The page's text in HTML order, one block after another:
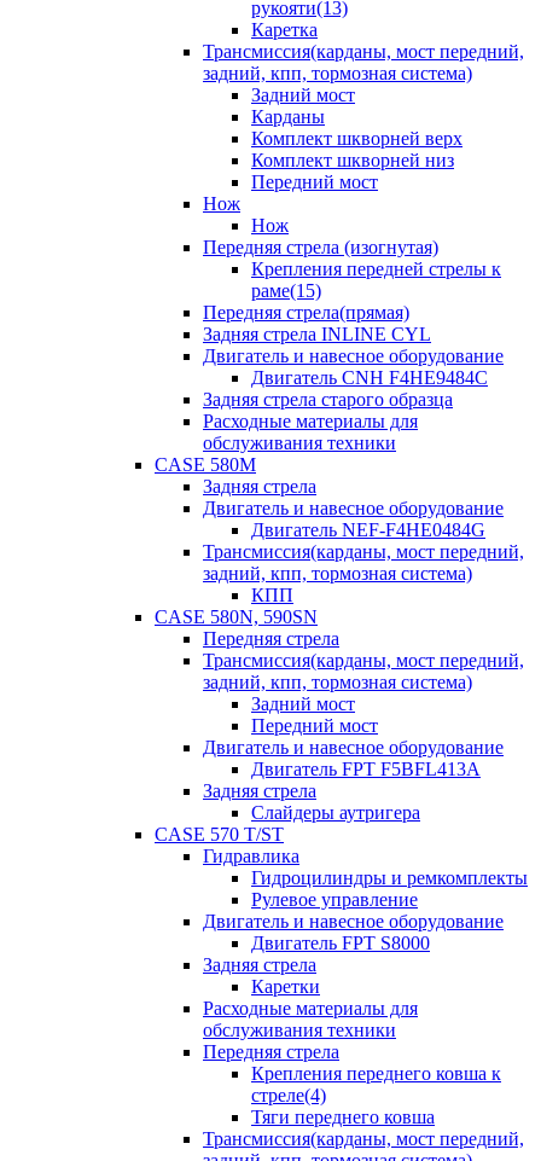
рукояти(13)
Каретка
Трансмиссия(карданы, мост передний,
задний, кпп, тормозная система)
Задний мост
Карданы
Комплект шкворней верх
Комплект шкворней низ
Передний мост
Нож
Нож
Передняя стрела (изогнутая)
Крепления передней стрелы к
раме(15)
Передняя стрела(прямая)
Задняя стрела INLINE CYL
Двигатель и навесное оборудование
Двигатель CNH F4HE9484C
Задняя стрела старого образца
Расходные материалы для
обслуживания техники
CASE 580M
Задняя стрела
Двигатель и навесное оборудование
Двигатель NEF-F4HE0484G
Трансмиссия(карданы, мост передний,
задний, кпп, тормозная система)
КПП
CASE 580N, 590SN
Передняя стрела
Трансмиссия(карданы, мост передний,
задний, кпп, тормозная система)
Задний мост
Передний мост
Двигатель и навесное оборудование
Двигатель FPT F5BFL413A
Задняя стрела
Слайдеры аутригера
CASE 570 T/ST
Гидравлика
Гидроцилиндры и ремкомплекты
Рулевое управление
Двигатель и навесное оборудование
Двигатель FPT S8000
Задняя стрела
Каретки
Расходные материалы для
обслуживания техники
Передняя стрела
Крепления переднего ковша к
стреле(4)
Тяги переднего ковша
Трансмиссия(карданы, мост передний,